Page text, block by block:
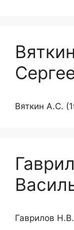
Вяткин А.С.
Гаврилов